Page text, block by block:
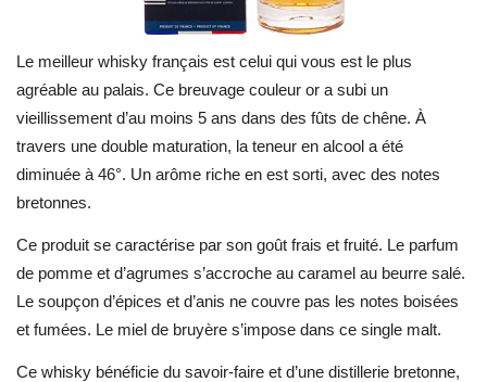
Le meilleur whisky français est celui qui vous est le plus
agréable au palais. Ce breuvage couleur or a subi un
vieillissement d’au moins 5 ans dans des fûts de chêne. À
travers une double maturation, la teneur en alcool a été
diminuée à 46°. Un arôme riche en est sorti, avec des notes
bretonnes.
Ce produit se caractérise par son goût frais et fruité. Le parfum
de pomme et d’agrumes s’accroche au caramel au beurre salé.
Le soupçon d’épices et d’anis ne couvre pas les notes boisées
et fumées. Le miel de bruyère s’impose dans ce single malt.
Ce whisky bénéficie du savoir-faire et d’une distillerie bretonne,